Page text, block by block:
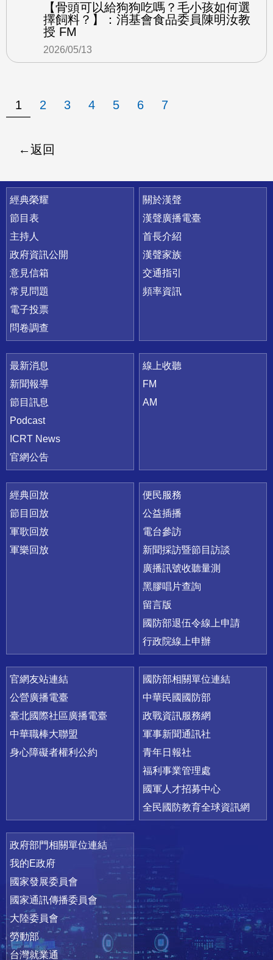
【骨頭可以給狗狗吃嗎？毛小孩如何選
擇飼料？】：消基會食品委員陳明汝教
授 FM
2026/05/13
1 2 3 4 5 6 7
返回
快速連結
經典榮耀
節目表
主持人
政府資訊公開
意見信箱
常見問題
電子投票
問卷調查
關於漢聲
漢聲廣播電臺
首長介紹
漢聲家族
交通指引
頻率資訊
最新消息
新聞報導
節目訊息
Podcast
ICRT News
官網公告
線上收聽
FM
AM
經典回放
節目回放
軍歌回放
軍樂回放
便民服務
公益插播
電台參訪
新聞採訪暨節目訪談
廣播訊號收聽量測
黑膠唱片查詢
留言版
國防部退伍令線上申請
行政院線上申辦
官網友站連結
公營廣播電臺
臺北國際社區廣播電臺
中華職棒大聯盟
身心障礙者權利公約
國防部相關單位連結
中華民國國防部
政戰資訊服務網
軍事新聞通訊社
青年日報社
福利事業管理處
國軍人才招募中心
全民國防教育全球資訊網
政府部門相關單位連結
我的E政府
國家發展委員會
國家通訊傳播委員會
大陸委員會
勞動部
台灣就業通